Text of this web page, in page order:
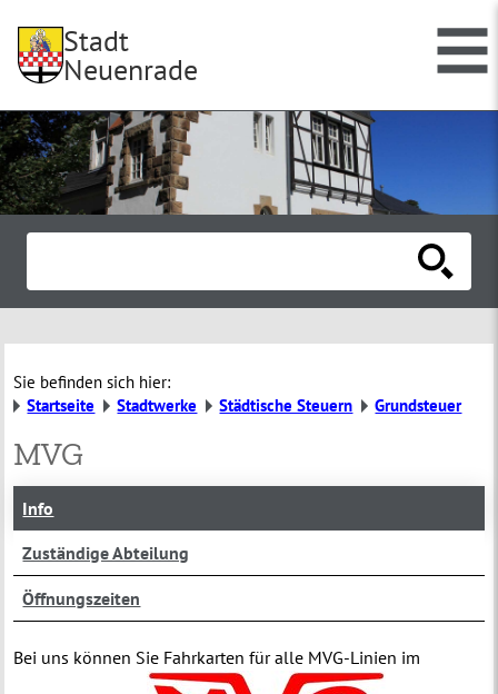
Stadt
Neuenrade
Sie befinden sich hier:
Startseite
Stadtwerke Städtische Steuern Grundsteuer
MVG
Info
Zuständige Abteilung
Öffnungszeiten
Bei uns können Sie Fahrkarten für alle MVG-Linien im